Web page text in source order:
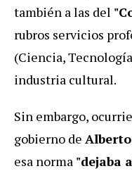
también a las del
rubros servicios
(Ciencia,
industria cultural.
Sin embargo,
gobierno de
esa norma "dejaba